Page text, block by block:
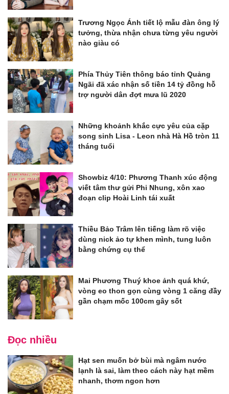
Trương Ngọc Ánh tiết lộ mẫu đàn ông lý
tưởng, thừa nhận chưa từng yêu người
nào giàu có
Phía Thủy Tiên thông báo tỉnh Quảng
Ngãi đã xác nhận số tiền 14 tỷ đồng hỗ
trợ người dân đợt mưa lũ 2020
Những khoảnh khắc cực yêu của cặp
song sinh Lisa - Leon nhà Hà Hồ tròn 11
tháng tuổi
Showbiz 4/10: Phương Thanh xúc động
viết tâm thư gửi Phi Nhung, xôn xao
đoạn clip Hoài Linh tái xuất
Thiều Bảo Trâm lên tiếng làm rõ việc
dùng nick ảo tự khen mình, tung luôn
bằng chứng cụ thể
Mai Phương Thuý khoe ảnh quá khứ,
vòng eo thon gọn cùng vòng 1 căng đầy
gần chạm mốc 100cm gây sốt
Đọc nhiều
Hạt sen muốn bở bùi mà ngâm nước
lạnh là sai, làm theo cách này hạt mềm
nhanh, thơm ngon hơn